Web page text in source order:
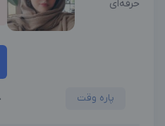
حرفه‌ای
پاره وقت